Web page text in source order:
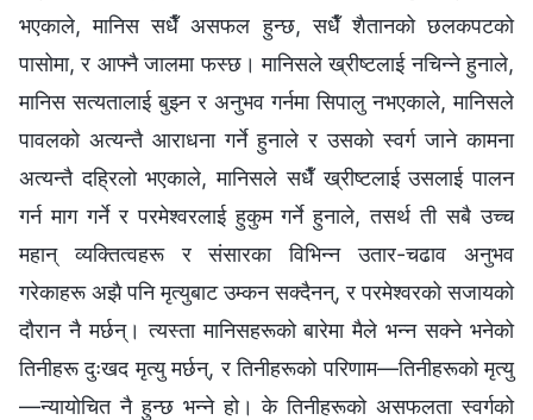
भएकाले, मानिस सधैँ असफल हुन्छ, सधैँ शैतानको छलकपटको
पासोमा, र आफ्‍नै जालमा फस्छ। मानिसले ख्रीष्टलाई नचिन्‍ने हुनाले,
मानिस सत्यतालाई बुझ्‍न र अनुभव गर्नमा सिपालु नभएकाले, मानिसले
पावलको अत्यन्तै आराधना गर्ने हुनाले र उसको स्वर्ग जाने कामना
अत्यन्तै दह्रिलो भएकाले, मानिसले सधैँ ख्रीष्टलाई उसलाई पालन
गर्न माग गर्ने र परमेश्‍वरलाई हुकुम गर्ने हुनाले, तसर्थ ती सबै उच्च
महान् व्यक्तित्वहरू र संसारका विभिन्‍न उतार-चढाव अनुभव
गरेकाहरू अझै पनि मृत्युबाट उम्कन सक्दैनन्, र परमेश्‍वरको सजायको
दौरान नै मर्छन्। त्यस्ता मानिसहरूको बारेमा मैले भन्‍न सक्‍ने भनेको
तिनीहरू दुःखद मृत्यु मर्छन्, र तिनीहरूको परिणाम—तिनीहरूको मृत्यु
—न्यायोचित नै हुन्छ भन्‍ने हो। के तिनीहरूको असफलता स्वर्गको